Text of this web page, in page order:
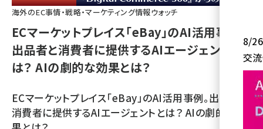
yahoo (1908)
楽天 (1876)
アスクル (1122)
海外のEC事情・戦略・マーケティング情報ウォッチ
ECマーケットプレイス「eBay」のAI活用事例。
出品者と消費者に提供するAIエージェントと
は？ AIの劇的な効果とは？
ECマーケットプレイス「eBay」のAI活用事例。出品者と
消費者に提供するAIエージェントとは？ AIの劇的な効
8/26
交